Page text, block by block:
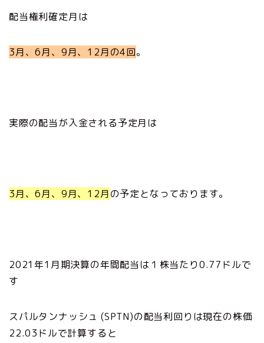
配当権利確定月は
3月、6月、9月、12月の4回。
実際の配当が入金される予定月は
3月、6月、9月、12月の予定となっております。
2021年1月期決算の年間配当は１株当たり0.77ドルで
す
スパルタンナッシュ (SPTN)の配当利回りは現在の株価
22.03ドルで計算すると